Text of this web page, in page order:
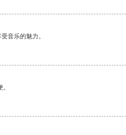
音乐的魅力。